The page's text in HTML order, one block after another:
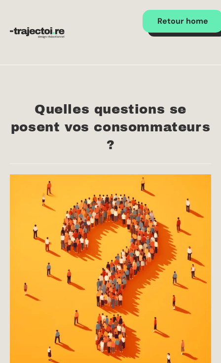
Retour home
Quelles questions se
posent vos consommateurs
?